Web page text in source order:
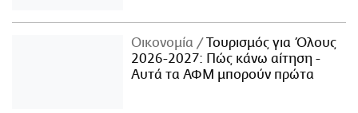
Οικονομία
Τουρισμός για Όλους
2026-2027: Πώς κάνω αίτηση -
Αυτά τα ΑΦΜ μπορούν πρώτα